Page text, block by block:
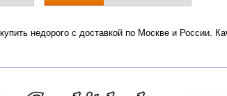
недорого с доставкой по Москве и России.